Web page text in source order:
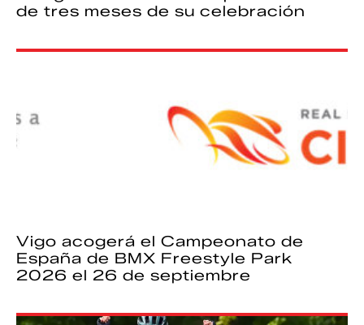
de tres meses de su celebración
Vigo acogerá el Campeonato de
España de BMX Freestyle Park
2026 el 26 de septiembre